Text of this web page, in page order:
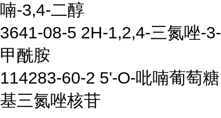
喃-3,4-二醇
3641-08-5 2H-1,2,4-三氮唑-3-
甲酰胺
114283-60-2 5'-O-吡喃葡萄糖
基三氮唑核苷